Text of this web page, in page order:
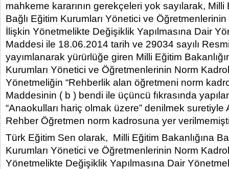
mahkeme kararının gerekçeleri yok sayılarak, Milli
Bağlı Eğitim Kurumları Yönetici ve
İlişkin Yönetmelikte Değişiklik Yapılmasına Dair
Maddesi ile 18.06.2014 tarih ve 29034 sayılı
yayımlanarak yürürlüğe giren Milli Eğitim
Kurumları Yönetici ve Öğretmenlerinin Norm
Yönetmeliğin “Rehberlik alan öğretmeni norm
Maddesinin ( b ) bendi ile üçüncü fıkrasında
“Anaokulları hariç olmak üzere” denilmek suretiyle
Rehber Öğretmen norm kadrosuna yer
Türk Eğitim Sen olarak, Milli Eğitim Bakanlığına
Kurumları Yönetici ve Öğretmenlerinin Norm
Yönetmelikte Değişiklik Yapılmasına Dair